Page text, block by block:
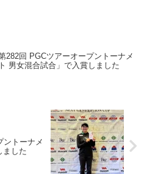
第282回 PGCツアーオープントーナメ
男女混合試合」で入賞しました
ントーナメ
ました